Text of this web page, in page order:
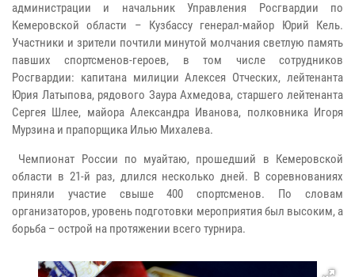
администрации и начальник Управления Росгвардии по
Кемеровской области – Кузбассу генерал-майор Юрий Кель.
Участники и зрители почтили минутой молчания светлую память
павших спортсменов-героев, в том числе сотрудников
Росгвардии: капитана милиции Алексея Отческих, лейтенанта
Юрия Латыпова, рядового Заура Ахмедова, старшего лейтенанта
Сергея Шлее, майора Александра Иванова, полковника Игоря
Мурзина и прапорщика Илью Михалева.
Чемпионат России по муайтаю, прошедший в Кемеровской
области в 21-й раз, длился несколько дней. В соревнованиях
приняли участие свыше 400 спортсменов. По словам
организаторов, уровень подготовки мероприятия был высоким, а
борьба – острой на протяжении всего турнира.